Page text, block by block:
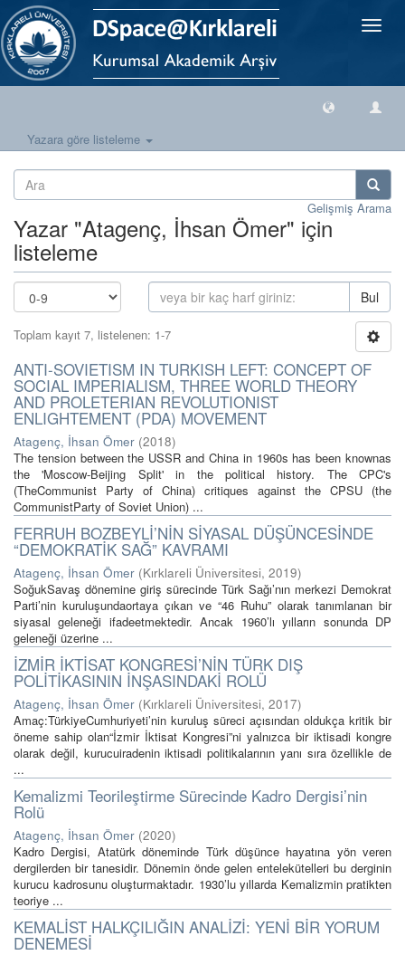
Geçiş
Yazara göre listeleme
Gelişmiş Arama
Yazar "Atagenç, İhsan Ömer" için
listeleme
Bul
Toplam kayıt 7, listelenen: 1-7
ANTI-SOVIETISM IN TURKISH LEFT: CONCEPT OF
SOCIAL IMPERIALISM, THREE WORLD THEORY
AND PROLETERIAN REVOLUTIONIST
ENLIGHTEMENT (PDA) MOVEMENT
Atagenç, İhsan Ömer (2018)
The tension between the USSR and China in 1960s has been knownas
the 'Moscow-Beijing Split' in the political history. The CPC's
(TheCommunist Party of China) critiques against the CPSU (the
CommunistParty of Soviet Union) ...
FERRUH BOZBEYLİ’NİN SİYASAL DÜŞÜNCESİNDE
“DEMOKRATİK SAĞ” KAVRAMI
Atagenç, İhsan Ömer (Kırklareli Üniversitesi, 2019)
SoğukSavaş dönemine giriş sürecinde Türk Sağı’nın merkezi Demokrat
Parti’nin kuruluşundaortaya çıkan ve “46 Ruhu” olarak tanımlanan bir
siyasal geleneği ifadeetmektedir. Ancak 1960’lı yılların sonunda DP
geleneği üzerine ...
İZMİR İKTİSAT KONGRESİ’NİN TÜRK DIŞ
POLİTİKASININ İNŞASINDAKİ ROLÜ
Atagenç, İhsan Ömer (Kırklareli Üniversitesi, 2017)
Amaç:TürkiyeCumhuriyeti’nin kuruluş süreci açısından oldukça kritik bir
öneme sahip olan“İzmir İktisat Kongresi”ni yalnızca bir iktisadi kongre
olarak değil, kurucuiradenin iktisadi politikalarının yanı sıra özellikle de
...
Kemalizmi Teorileştirme Sürecinde Kadro Dergisi’nin
Rolü
Atagenç, İhsan Ömer (2020)
Kadro Dergisi, Atatürk döneminde Türk düşünce hayatına yön veren
dergilerden bir tanesidir. Dönemin önde gelen entelekütelleri bu derginin
kurucu kadrosunu oluşturmaktadır. 1930’lu yıllarda Kemalizmin pratikten
teoriye ...
KEMALİST HALKÇILIĞIN ANALİZİ: YENİ BİR YORUM
DENEMESİ